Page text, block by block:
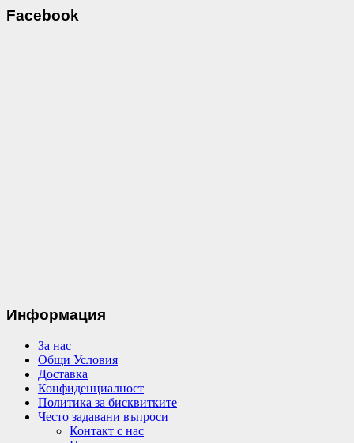
Facebook
Информация
За нас
Общи Условия
Доставка
Конфиденциалност
Политика за бисквитките
Често задавани въпроси
Контакт с нас